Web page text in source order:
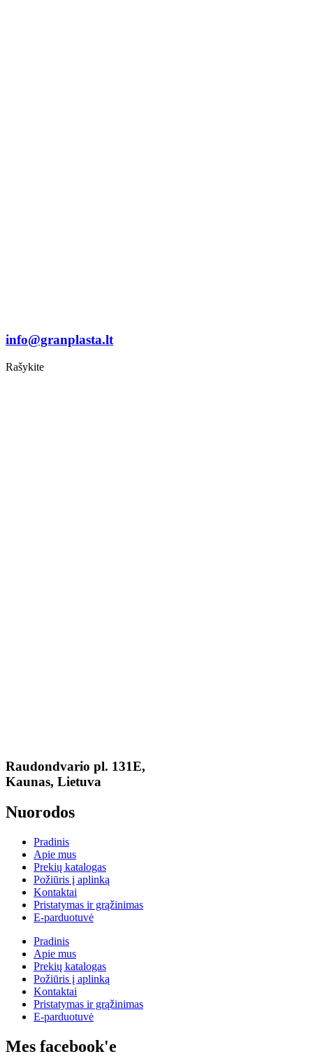
info@granplasta.lt
Rašykite
Raudondvario pl. 131E,
Kaunas, Lietuva
Nuorodos
Pradinis
Apie mus
Prekių katalogas
Požiūris į aplinką
Kontaktai
Pristatymas ir grąžinimas
E-parduotuvė
Pradinis
Apie mus
Prekių katalogas
Požiūris į aplinką
Kontaktai
Pristatymas ir grąžinimas
E-parduotuvė
Mes facebook'e